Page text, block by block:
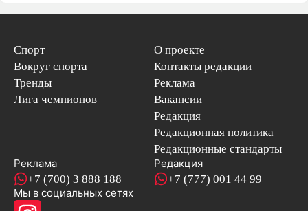
Спорт
Вокруг спорта
Тренды
Лига чемпионов
О проекте
Контакты редакции
Реклама
Вакансии
Редакция
Редакционная политика
Редакционные стандарты
Реклама
+7 (700) 3 888 188
Редакция
+7 (777) 001 44 99
Мы в социальных сетях